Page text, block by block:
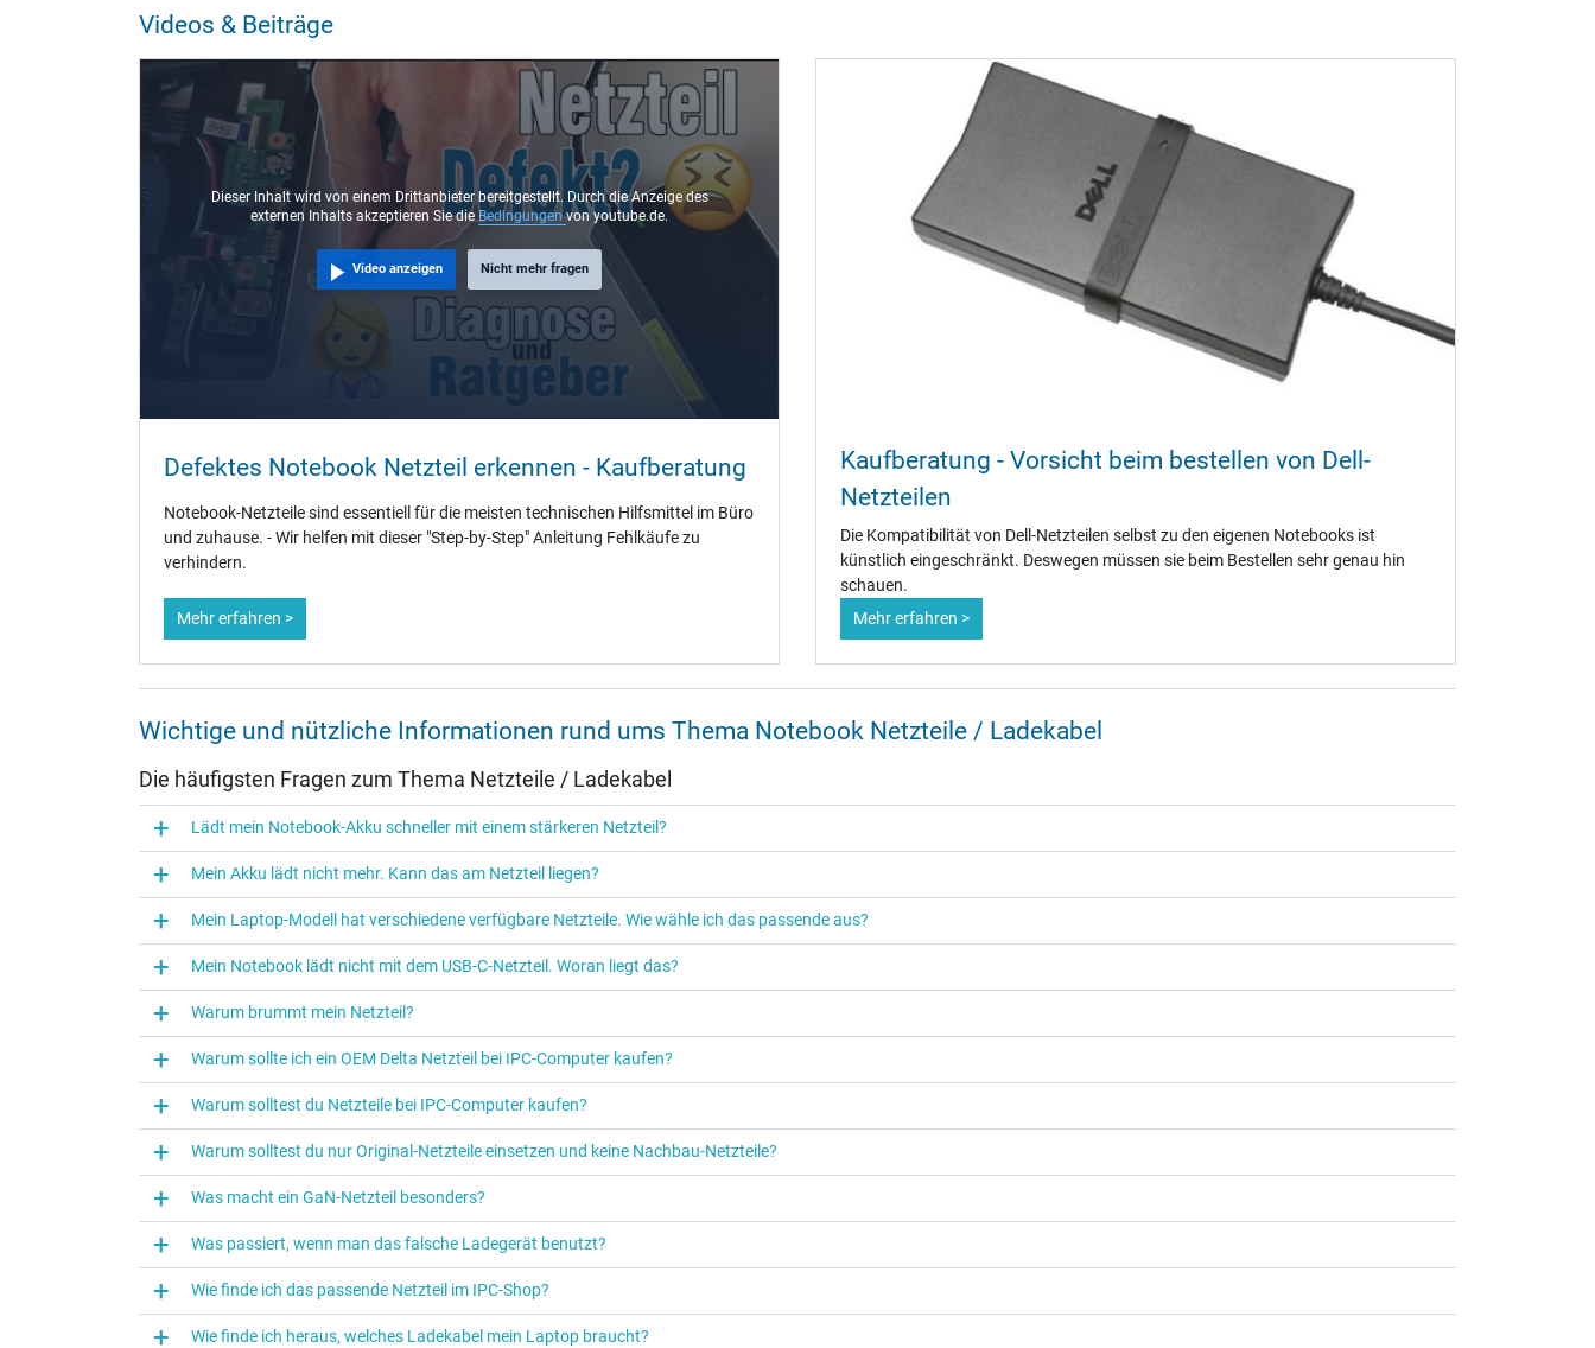
Notebook Stecker
Steckertyp / -form
Steckerlänge (mm)
Steckerdurchmesser außen / innen
4,5 mm / 2,9 mm
Stift im Stecker
Länge Anschlusskabel (m) (ca.)
Prüfsiegel
CCC
CE
IRAM
NOM NYCE
PCT
PSE
SEC
Singapore Safety Mark
TÜV Argentina Certificado
TÜV Geprüfte Sicherheit
Kategorisierung
Kategorie
Verwendung
Notebook / Laptop
Videos & Beiträge
Dieser Inhalt wird von einem Drittanbieter bereitgestellt. Durch die Anzeige des
externen Inhalts akzeptieren Sie dieBedingungenvon youtube.de.
Video anzeigen Nicht mehr fragen
Defektes Notebook Netzteil erkennen - Kaufberatung
Notebook-Netzteile sind essentiell für die meisten technischen Hilfsmittel im Büro
und zuhause. - Wir helfen mit dieser "Step-by-Step" Anleitung Fehlkäufe zu
verhindern.
Mehr erfahren >
Kaufberatung - Vorsicht beim bestellen von Dell-
Netzteilen
Die Kompatibilität von Dell-Netzteilen selbst zu den eigenen Notebooks ist
künstlich eingeschränkt. Deswegen müssen sie beim Bestellen sehr genau hin
schauen.
Mehr erfahren >
Wichtige und nützliche Informationen rund ums Thema Notebook Netzteile / Ladekabel
Die häufigsten Fragen zum Thema Netzteile / Ladekabel
Lädt mein Notebook-Akku schneller mit einem stärkeren Netzteil?
Mein Akku lädt nicht mehr. Kann das am Netzteil liegen?
Mein Laptop-Modell hat verschiedene verfügbare Netzteile. Wie wähle ich das passende aus?
Mein Notebook lädt nicht mit dem USB-C-Netzteil. Woran liegt das?
Warum brummt mein Netzteil?
Warum sollte ich ein OEM Delta Netzteil bei IPC‑Computer kaufen?
Warum solltest du Netzteile bei IPC‑Computer kaufen?
Warum solltest du nur Original-Netzteile einsetzen und keine Nachbau-Netzteile?
Was macht ein GaN-Netzteil besonders?
Was passiert, wenn man das falsche Ladegerät benutzt?
Wie finde ich das passende Netzteil im IPC-Shop?
Wie finde ich heraus, welches Ladekabel mein Laptop braucht?